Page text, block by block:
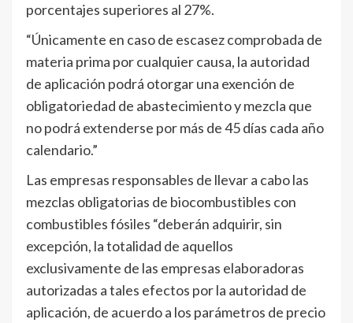
porcentajes superiores al 27%.
“Únicamente en caso de escasez comprobada de
materia prima por cualquier causa, la autoridad
de aplicación podrá otorgar una exención de
obligatoriedad de abastecimiento y mezcla que
no podrá extenderse por más de 45 días cada año
calendario.”
Las empresas responsables de llevar a cabo las
mezclas obligatorias de biocombustibles con
combustibles fósiles “deberán adquirir, sin
excepción, la totalidad de aquellos
exclusivamente de las empresas elaboradoras
autorizadas a tales efectos por la autoridad de
aplicación, de acuerdo a los parámetros de precio